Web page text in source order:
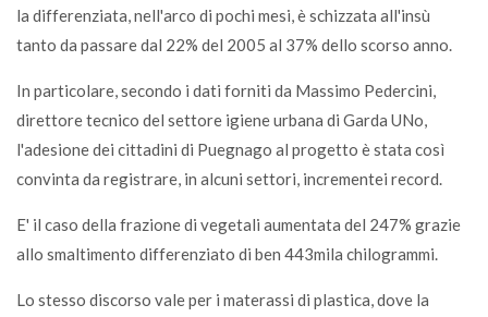
la differenziata, nell'arco di pochi mesi, è schizzata all'insù
tanto da passare dal 22% del 2005 al 37% dello scorso anno.
In particolare, secondo i dati forniti da Massimo Pedercini,
direttore tecnico del settore igiene urbana di Garda UNo,
l'adesione dei cittadini di Puegnago al progetto è stata così
convinta da registrare, in alcuni settori, incrementei record.
E' il caso della frazione di vegetali aumentata del 247% grazie
allo smaltimento differenziato di ben 443mila chilogrammi.
Lo stesso discorso vale per i materassi di plastica, dove la